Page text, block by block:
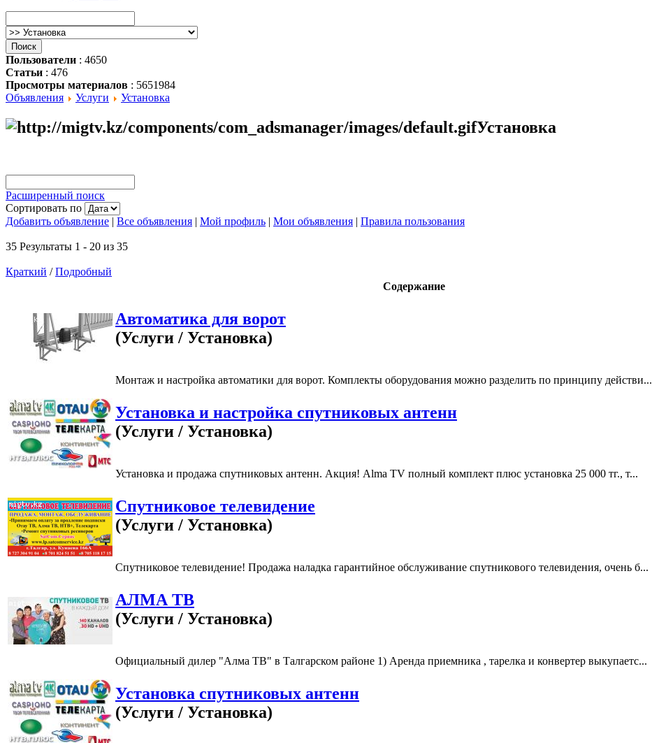
Пользователи : 4650
Статьи : 476
Просмотры материалов : 5651984
Объявления
Услуги Установка
Установка
Расширенный поиск
Сортировать по
Добавить объявление | Все объявления | Мой профиль | Мои объявления | Правила пользования
35 Результаты 1 - 20 из 35
Краткий /Подробный
Содержание
Автоматика для ворот
(Услуги / Установка)
Монтаж и настройка автоматики для ворот. Комплекты оборудования можно разделить по принципу действи...
Установка и настройка спутниковых антенн
(Услуги / Установка)
Установка и продажа спутниковых антенн. Акция! Alma TV полный комплект плюс установка 25 000 тг., т...
Спутниковое телевидение
(Услуги / Установка)
Спутниковое телевидение! Продажа наладка гарантийное обслуживание спутникового телевидения, очень б...
АЛМА ТВ
(Услуги / Установка)
Официальный дилер "Алма ТВ" в Талгарском районе 1) Аренда приемника , тарелка и конвертер выкупаетс...
Установка спутниковых антенн
(Услуги / Установка)